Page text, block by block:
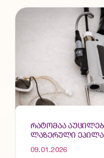
ᲠᲐᲢᲝᲛᲐᲐ
ᲚᲐᲖᲔᲠᲣᲚᲘ
09.01.2026